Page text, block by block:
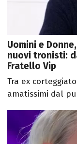
Uomini e
nuovi tronisti:
Fratello Vip
Tra ex
amatissimi dal